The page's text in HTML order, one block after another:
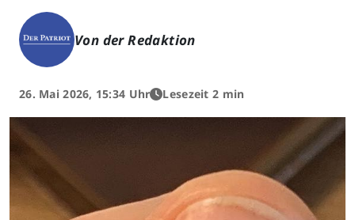
Von der Redaktion
26. Mai 2026, 15:34 Uhr Lesezeit 2 min